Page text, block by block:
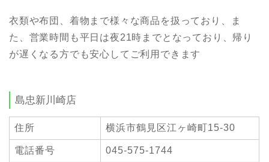
衣類や布団、着物まで様々な商品を扱っており、ま
た、営業時間も平日は夜21時までとなっており、帰り
が遅くなる方でも安心してご利用できます
島忠新川崎店
住所 横浜市鶴見区江ヶ崎町15-30
電話番号 045-575-1744